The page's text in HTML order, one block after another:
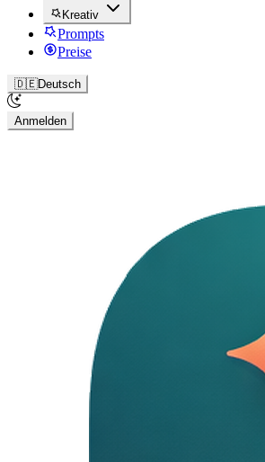
Kreativ
Prompts
Preise
🇩🇪Deutsch
Anmelden